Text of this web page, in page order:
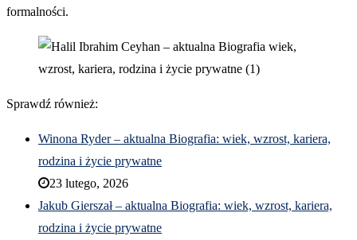
formalności.
Sprawdź również:
Winona Ryder – aktualna Biografia: wiek, wzrost, kariera,
rodzina i życie prywatne
23 lutego, 2026
Jakub Gierszał – aktualna Biografia: wiek, wzrost, kariera,
rodzina i życie prywatne